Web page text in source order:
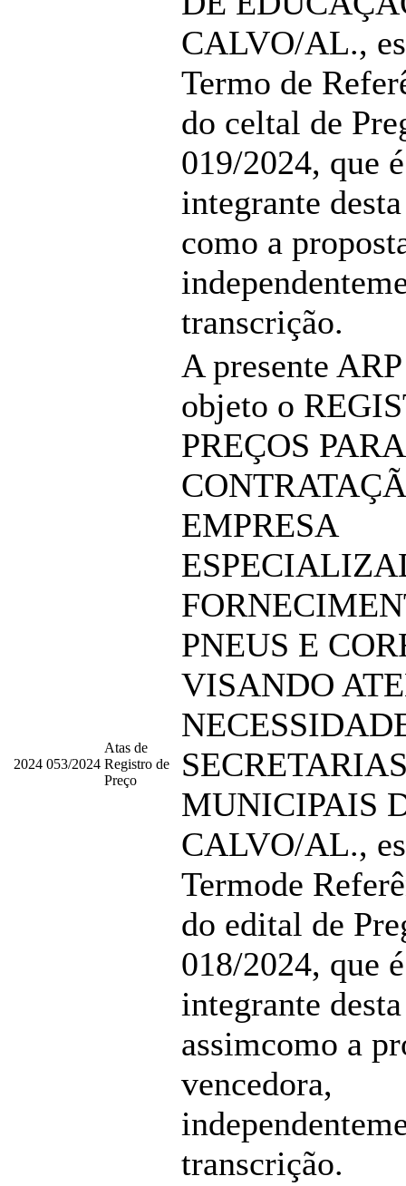
CALVO/AL.,
Termo de
do celtal de
019/2024, que
integrante
como a
transcrição.
2024 053/2024
Atas de
Registro de
Preço
A presente
objeto o
PREÇOS PARA
EMPRESA
PNEUS E
VISANDO
MUNICIPAIS
CALVO/AL.,
Termode
do edital de
018/2024, que
integrante
assimcomo a
vencedora,
transcrição.